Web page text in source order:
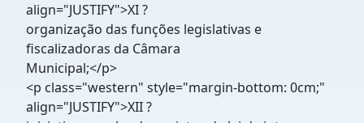
align="JUSTIFY">XI ?
organização das funções legislativas e
fiscalizadoras da Câmara
Municipal;</p>
<p class="western" style="margin-bottom: 0cm;"
align="JUSTIFY">XII ?